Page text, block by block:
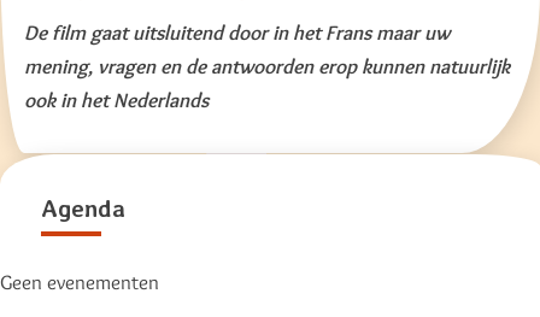
De film gaat uitsluitend door in het Frans maar uw
mening, vragen en de antwoorden erop kunnen natuurlijk
ook in het Nederlands
Agenda
Geen evenementen